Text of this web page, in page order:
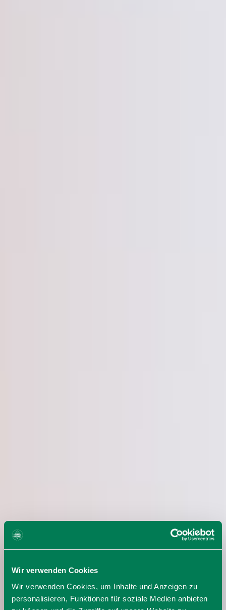
Wir verwenden Cookies
Wir verwenden Cookies, um Inhalte und Anzeigen zu
personalisieren, Funktionen für soziale Medien anbieten